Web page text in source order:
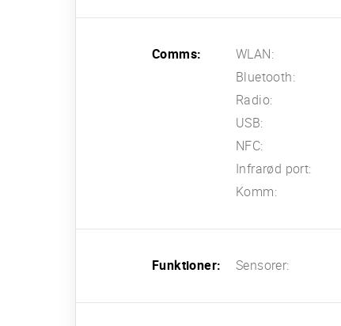
Comms: WLAN:
Bluetooth:
Radio:
USB:
NFC:
Infrarød port:
Komm:
Funktioner: Sensorer: